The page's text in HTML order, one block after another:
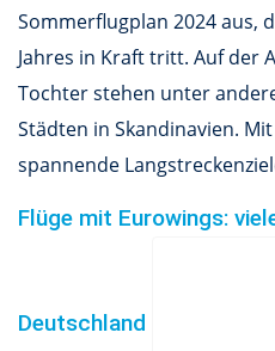
Sommerflugplan 2024 aus,
Jahres in Kraft tritt. Auf der
Tochter stehen unter
Städten in Skandinavien.
spannende
Flüge mit Eurowings:
Deutschland